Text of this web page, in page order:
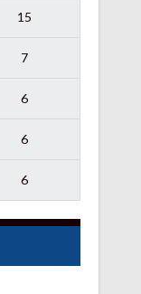
15
7
6
6
6